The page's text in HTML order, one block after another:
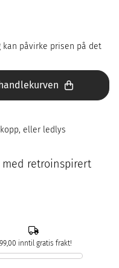
kan påvirke prisen på det
eller ledlys
retroinspirert
inntil gratis frakt!